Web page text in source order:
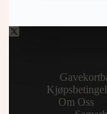
Om Oss